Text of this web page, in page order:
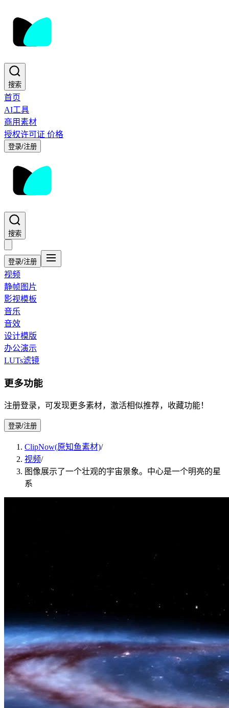
搜索
首页
AI工具
商用素材
授权许可证 价格
登录/注册
搜索
登录/注册
视频
静帧图片
影视模板
音乐
音效
设计模版
办公演示
LUTs滤镜
更多功能
注册登录，可发现更多素材，激活相似推荐，收藏功能！
登录/注册
ClipNow(原知鱼素材)/
视频/
图像展示了一个壮观的宇宙景象。中心是一个明亮的星
系